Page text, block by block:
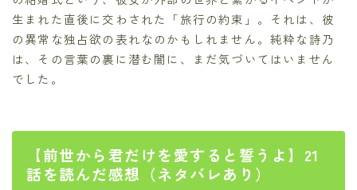
生まれた直後に交わされた「旅行の約束」。それは、彼
の異常な独占欲の表れなのかもしれません。純粋な詩乃
は、その言葉の裏に潜む闇に、まだ気づいてはいません
でした。
【前世から君だけを愛すると誓うよ】21
話を読んだ感想（ネタバレあり）